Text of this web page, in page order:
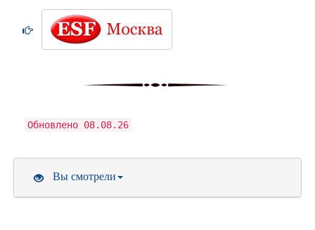
Обновлено 08.08.26
Вы смотрели